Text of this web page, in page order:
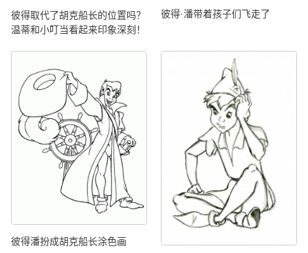
彼得取代了胡克船长的位置吗？
温蒂和小叮当看起来印象深刻！
彼得·潘带着孩子们飞走了
彼得潘扮成胡克船长涂色画